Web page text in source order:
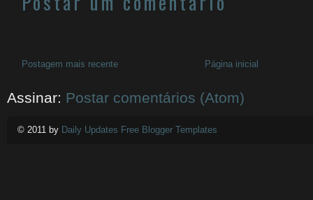
Postagem mais recente Página inicial
Assinar: Postar comentários (Atom)
© 2011 by Daily Updates Free Blogger Templates